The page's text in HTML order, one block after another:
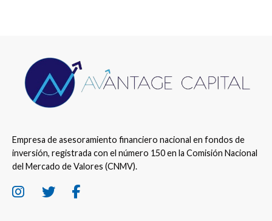
Empresa de asesoramiento financiero nacional en fondos de
inversión, registrada con el número 150 en la Comisión Nacional
del Mercado de Valores (CNMV).